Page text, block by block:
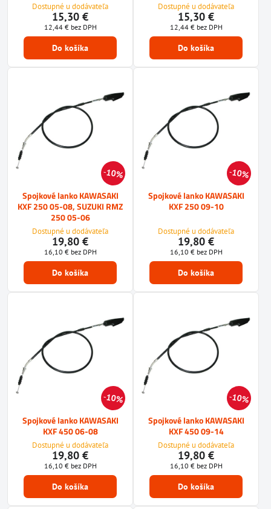
Dostupné u dodávateľa
15,30 €
12,44 € bez DPH
Do košíka
Dostupné u dodávateľa
15,30 €
12,44 € bez DPH
Do košíka
10%
Spojkové lanko KAWASAKI
KXF 250 05-08, SUZUKI RMZ
250 05-06
Dostupné u dodávateľa
19,80 €
16,10 € bez DPH
Do košíka
10%
Spojkové lanko KAWASAKI
KXF 250 09-10
Dostupné u dodávateľa
19,80 €
16,10 € bez DPH
Do košíka
10%
Spojkové lanko KAWASAKI
KXF 450 06-08
Dostupné u dodávateľa
19,80 €
16,10 € bez DPH
Do košíka
10%
Spojkové lanko KAWASAKI
KXF 450 09-14
Dostupné u dodávateľa
19,80 €
16,10 € bez DPH
Do košíka